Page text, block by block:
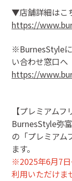
▼店舗詳細はこ
https://
※BurnesStyle
い合わせ窓口へ
https://
【プレミアム
BurnesStyle弥
の「プレミアム
ます。
※2025年6月7
利用いただけま